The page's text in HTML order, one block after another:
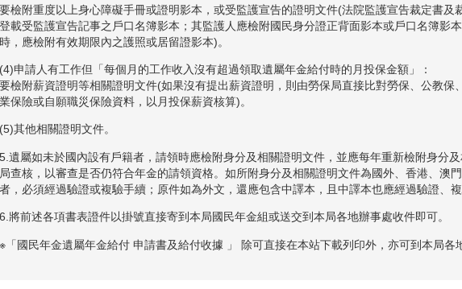
要檢附重度以上身心障礙手冊或證明影本，或受監護宣告的證明文件(法院監護宣告裁定書及
登載受監護宣告記事之戶口名簿影本；其監護人應檢附國民身分證正背面影本或戶口名簿影
時，應檢附有效期限內之護照或居留證影本)。
(4)申請人有工作但「每個月的工作收入沒有超過領取遺屬年金給付時的月投保金額」：
要檢附薪資證明等相關證明文件(如果沒有提出薪資證明，則由勞保局直接比對勞保、公教保
業保險或自願職災保險資料，以月投保薪資核算)。
(5)其他相關證明文件。
5.遺屬如未於國內設有戶籍者，請領時應檢附身分及相關證明文件，並應每年重新檢附身分
局查核，以審查是否仍符合年金的請領資格。如所附身分及相關證明文件為國外、香港、澳
者，必須經過驗證或複驗手續；原件如為外文，還應包含中譯本，且中譯本也應經過驗證、複
6.將前述各項書表證件以掛號直接寄到本局國民年金組或送交到本局各地辦事處收件即可。
※「國民年金遺屬年金給付 申請書及給付收據 」 除可直接在本站下載列印外，亦可到本局各